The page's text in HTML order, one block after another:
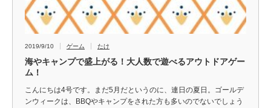
2019/9/10 ゲーム たけ
海やキャンプで盛上がる！大人数で遊べるアウトドアゲー
ム！
こんにちは4号です。まだ5月だというのに、連日の夏日。ゴールデ
ンウィークは、BBQやキャンプをされた方も多いのでないでしょう